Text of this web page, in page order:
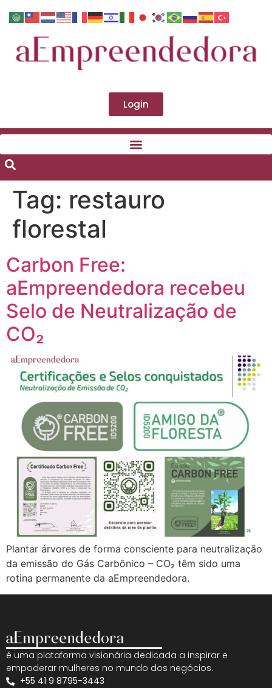
Login
Tag: restauro
florestal
Carbon Free:
aEmpreendedora recebeu
Selo de Neutralização de
CO₂
Plantar árvores de forma consciente para neutralização
da emissão do Gás Carbônico – CO₂ têm sido uma
rotina permanente da aEmpreendedora.
é uma plataforma visionária dedicada a inspirar e
empoderar mulheres no mundo dos negócios.
+55 41 9 8795-3443